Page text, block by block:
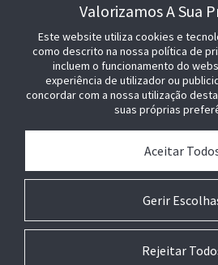
© 2026 Johnson Controls. Todos os
Valorizamos A Sua
Este website utiliza cookies e
como descrito na nossa política de
incluem o funcionamento do
experiência de utilizador ou
concordar com a nossa utilização
suas próprias
Gerir
Aceitar
Rejeitar